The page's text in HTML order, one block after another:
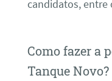
candidatos, entre
Como fazer a
Tanque Novo?